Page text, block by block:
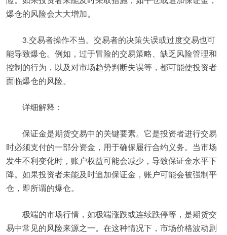
爆仓的风险会大大增加。
3.交易者操作不当。交易者的决策失误或过度交易也可
能导致爆仓。例如，过于冒险的交易策略、缺乏风险管理和
控制的行为，以及对市场趋势判断失误等，都可能使投资者
面临爆仓的风险。
详细解释：
保证金是期货交易中的关键要素。它是投资者进行交易
时必须支付的一部分资金，用于确保履行合约义务。当市场
发生不利变化时，账户权益可能会减少，导致保证金水平下
降。如果投资者未能及时追加保证金，账户可能会被强制平
仓，即所谓的爆仓。
极端的市场行情，如极端涨跌或连续跌停等，是期货交
易中常见的风险来源之一。在这种情况下，市场价格波动剧